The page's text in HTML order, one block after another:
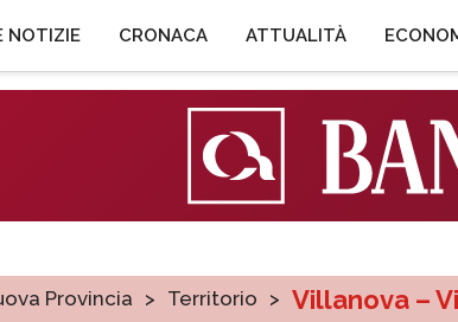
NOTIZIE CRONACA ATTUALITÀ
Provincia > Territorio > Villanova –